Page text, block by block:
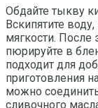
Обдайте тыкву
Вскипятите
мягкости. После
пюрируйте в
подходит для
приготовления
можно
сливочного